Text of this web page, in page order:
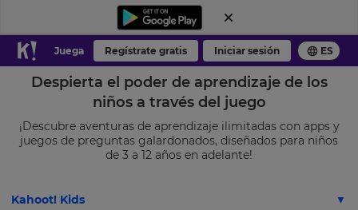
Juega Regístrate gratis Iniciar sesión ES
Despierta el poder de aprendizaje de los
niños a través del juego
¡Descubre aventuras de aprendizaje ilimitadas con apps y
juegos de preguntas galardonados, diseñados para niños
de 3 a 12 años en adelante!
Kahoot! Kids